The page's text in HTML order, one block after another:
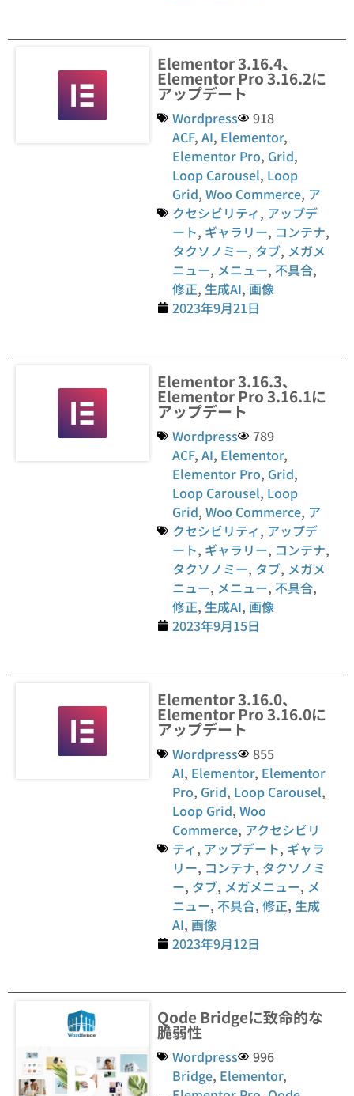
Elementor 3.16.4、
Elementor Pro 3.16.2に
アップデート
Wordpress
918
ACF,AI, Elementor,
Elementor Pro, Grid,
Loop Carousel, Loop
Grid,Woo Commerce, ア
クセシビリティ, アップデ
ート, ギャラリー, コンテナ,
タクソノミー, タブ, メガメ
ニュー, メニュー, 不具合,
修正, 生成AI, 画像
2023年9月21日
Elementor 3.16.3、
Elementor Pro 3.16.1に
アップデート
Wordpress
789
ACF,AI, Elementor,
Elementor Pro, Grid,
Loop Carousel, Loop
Grid,Woo Commerce, ア
クセシビリティ, アップデ
ート, ギャラリー, コンテナ,
タクソノミー, タブ, メガメ
ニュー, メニュー, 不具合,
修正, 生成AI, 画像
2023年9月15日
Elementor 3.16.0、
Elementor Pro 3.16.0に
アップデート
Wordpress
855
AI, Elementor, Elementor
Pro, Grid, Loop Carousel,
Loop Grid,Woo
Commerce, アクセシビリ
ティ, アップデート, ギャラ
リー, コンテナ, タクソノミ
ー, タブ, メガメニュー, メ
ニュー, 不具合,修正, 生成
AI, 画像
2023年9月12日
Qode Bridgeに致命的な
脆弱性
Wordpress
996
Bridge, Elementor,